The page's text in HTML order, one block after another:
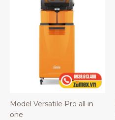
Model Versatile Pro all in
one